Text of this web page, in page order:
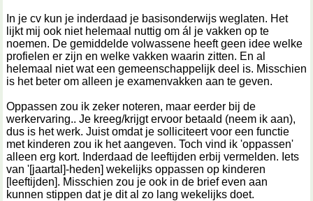
In je cv kun je inderdaad je basisonderwijs weglaten. Het
lijkt mij ook niet helemaal nuttig om ál je vakken op te
noemen. De gemiddelde volwassene heeft geen idee welke
profielen er zijn en welke vakken waarin zitten. En al
helemaal niet wat een gemeenschappelijk deel is. Misschien
is het beter om alleen je examenvakken aan te geven.
Oppassen zou ik zeker noteren, maar eerder bij de
werkervaring.. Je kreeg/krijgt ervoor betaald (neem ik aan),
dus is het werk. Juist omdat je solliciteert voor een functie
met kinderen zou ik het aangeven. Toch vind ik 'oppassen'
alleen erg kort. Inderdaad de leeftijden erbij vermelden. Iets
van '[jaartal]-heden] wekelijks oppassen op kinderen
[leeftijden]. Misschien zou je ook in de brief even aan
kunnen stippen dat je dit al zo lang wekelijks doet.